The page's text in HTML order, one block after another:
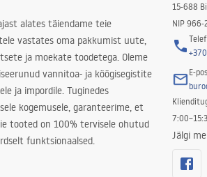
alates täiendame teie
vastates oma pakkumist uute,
ja moekate toodetega. Oleme
vannitoa- ja köögisegistite
ja impordile. Tuginedes
kogemusele, garanteerime, et
tooted on 100% tervisele ohutud
funktsionaalsed.
15-688
NIP 966-
E-
Jälgi